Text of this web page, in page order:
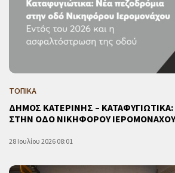
ΤΟΠΙΚΑ
ΔΗΜΟΣ ΚΑΤΕΡΙΝΗΣ –
ΣΤΗΝ ΟΔΟ ΝΙΚΗΦΟΡΟΥ ΙΕΡΟΜΟΝΑΧΟΥ
28 Ιουλίου 2026 08:01